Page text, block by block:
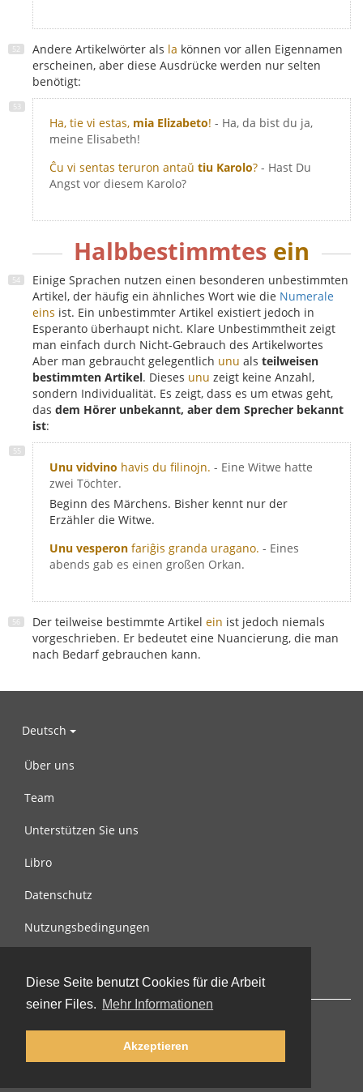
Diese Seite benutzt Cookies für die Arbeit
seiner Files. Mehr Informationen
Akzeptieren
Andere Artikelwörter als la können vor allen Eigennamen
erscheinen, aber diese Ausdrücke werden nur selten
benötigt:
Ha, tie vi estas, mia Elizabeto! - Ha, da bist du ja,
meine Elisabeth!
Ĉu vi sentas teruron antaŭ tiu Karolo? - Hast Du
Angst vor diesem Karolo?
Halbbestimmtes ein
Einige Sprachen nutzen einen besonderen unbestimmten
Artikel, der häufig ein ähnliches Wort wie die Numerale
eins ist. Ein unbestimmter Artikel existiert jedoch in
Esperanto überhaupt nicht. Klare Unbestimmtheit zeigt
man einfach durch Nicht-Gebrauch des Artikelwortes
Aber man gebraucht gelegentlich unu als teilweisen
bestimmten Artikel. Dieses unu zeigt keine Anzahl,
sondern Individualität. Es zeigt, dass es um etwas geht,
das dem Hörer unbekannt, aber dem Sprecher bekannt
ist:
Unu vidvino havis du filinojn. - Eine Witwe hatte
zwei Töchter.
Beginn des Märchens. Bisher kennt nur der
Erzähler die Witwe.
Unu vesperon fariĝis granda uragano. - Eines
abends gab es einen großen Orkan.
Der teilweise bestimmte Artikel ein ist jedoch niemals
vorgeschrieben. Er bedeutet eine Nuancierung, die man
nach Bedarf gebrauchen kann.
Deutsch
Über uns
Team
Unterstützen Sie uns
Libro
Datenschutz
Nutzungsbedingungen
© 2002-2026 lernu.net |Impressum